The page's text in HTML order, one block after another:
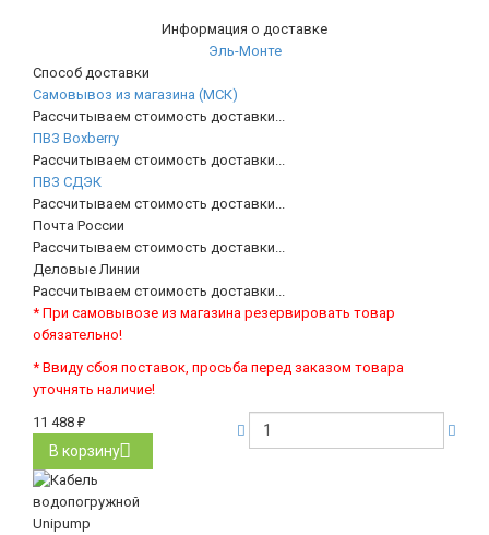
Информация о доставке
Эль-Монте
Способ доставки
Самовывоз из магазина (МСК)
Рассчитываем стоимость доставки...
ПВЗ Boxberry
Рассчитываем стоимость доставки...
ПВЗ СДЭК
Рассчитываем стоимость доставки...
Почта России
Рассчитываем стоимость доставки...
Деловые Линии
Рассчитываем стоимость доставки...
* При самовывозе из магазина резервировать товар
обязательно!
* Ввиду сбоя поставок, просьба перед заказом товара
уточнять наличие!
11 488 ₽
В корзину